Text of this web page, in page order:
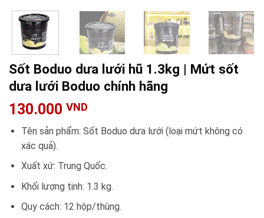
Sốt Boduo dưa lưới hũ 1.3kg | Mứt sốt
dưa lưới Boduo chính hãng
130.000 VND
Tên sản phẩm: Sốt Boduo dưa lưới (loại mứt không có
xác quả).
Xuất xứ: Trung Quốc.
Khối lượng tịnh: 1.3 kg.
Quy cách: 12 hộp/thùng.